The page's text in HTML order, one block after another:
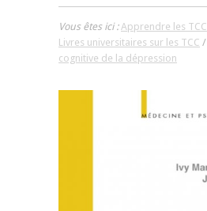
Vous êtes ici :Apprendre les TCC
Livres universitaires sur les TCC /
cognitive de la dépression